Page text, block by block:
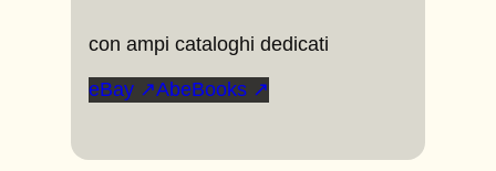
con ampi cataloghi dedicati
eBay ↗AbeBooks ↗